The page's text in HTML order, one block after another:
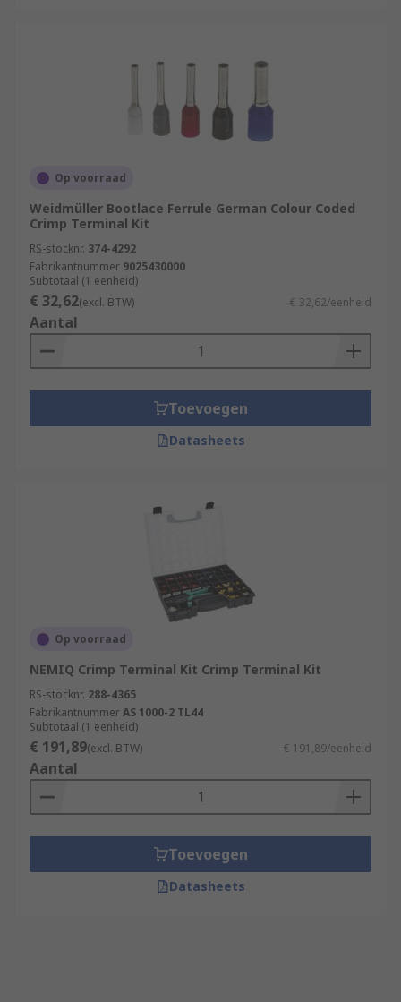
Op voorraad
Weidmüller Bootlace Ferrule German Colour Coded
Crimp Terminal Kit
RS-stocknr. 374-4292
Fabrikantnummer 9025430000
Subtotaal (1 eenheid)
€ 32,62(excl. BTW) € 32,62/eenheid
Aantal
Toevoegen
Datasheets
Op voorraad
NEMIQ Crimp Terminal Kit Crimp Terminal Kit
RS-stocknr. 288-4365
FabrikantnummerAS 1000-2 TL44
Subtotaal (1 eenheid)
€ 191,89(excl. BTW) € 191,89/eenheid
Aantal
Toevoegen
Datasheets